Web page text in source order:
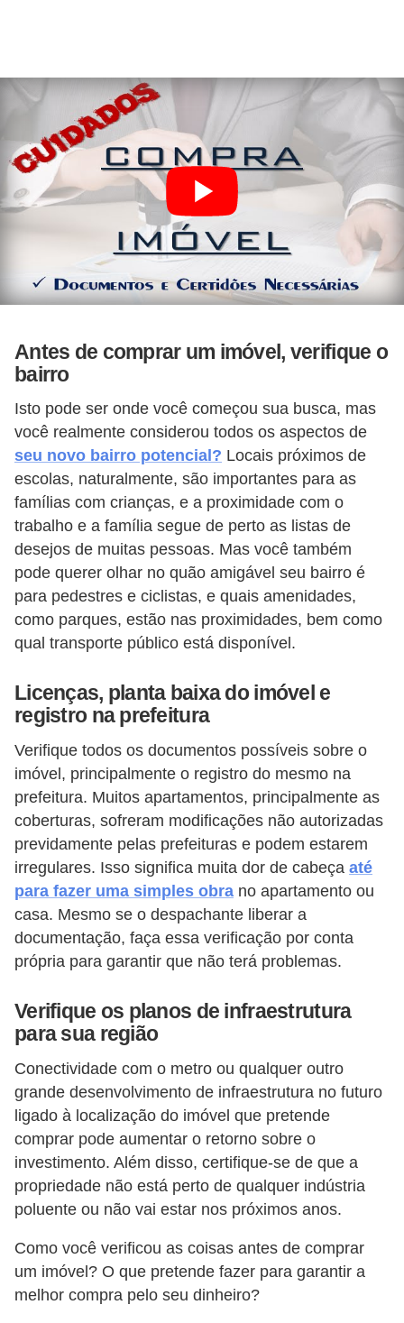
Antes de comprar um imóvel, verifique o
bairro
Isto pode ser onde você começou sua busca, mas
você realmente considerou todos os aspectos de
seu novo bairro potencial? Locais próximos de
escolas, naturalmente, são importantes para as
famílias com crianças, e a proximidade com o
trabalho e a família segue de perto as listas de
desejos de muitas pessoas. Mas você também
pode querer olhar no quão amigável seu bairro é
para pedestres e ciclistas, e quais amenidades,
como parques, estão nas proximidades, bem como
qual transporte público está disponível.
Licenças, planta baixa do imóvel e
registro na prefeitura
Verifique todos os documentos possíveis sobre o
imóvel, principalmente o registro do mesmo na
prefeitura. Muitos apartamentos, principalmente as
coberturas, sofreram modificações não autorizadas
previdamente pelas prefeituras e podem estarem
irregulares. Isso significa muita dor de cabeça até
para fazer uma simples obra no apartamento ou
casa. Mesmo se o despachante liberar a
documentação, faça essa verificação por conta
própria para garantir que não terá problemas.
Verifique os planos de infraestrutura
para sua região
Conectividade com o metro ou qualquer outro
grande desenvolvimento de infraestrutura no futuro
ligado à localização do imóvel que pretende
comprar pode aumentar o retorno sobre o
investimento. Além disso, certifique-se de que a
propriedade não está perto de qualquer indústria
poluente ou não vai estar nos próximos anos.
Como você verificou as coisas antes de comprar
um imóvel? O que pretende fazer para garantir a
melhor compra pelo seu dinheiro?